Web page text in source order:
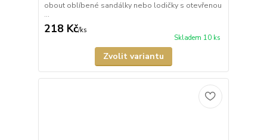
obout oblíbené sandálky nebo lodičky s otevřenou
...
218 Kč/ks
Skladem 10 ks
Zvolit variantu